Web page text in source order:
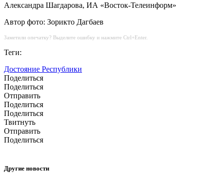
Александра Шагдарова, ИА «Восток-Телеинформ»
Автор фото: Зорикто Дагбаев
Заметили опечатку? Выделите ошибку и нажмите Ctrl+Enter.
Теги:
Достояние Республики
Поделиться
Поделиться
Отправить
Поделиться
Поделиться
Твитнуть
Отправить
Поделиться
Другие новости